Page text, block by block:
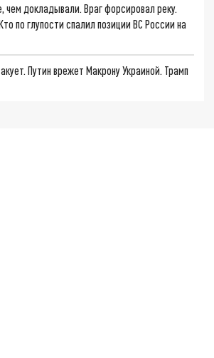
чем докладывали. Враг форсировал реку.
по глупости спалил позиции ВС России на
Путин врежет Макрону Украиной. Трамп